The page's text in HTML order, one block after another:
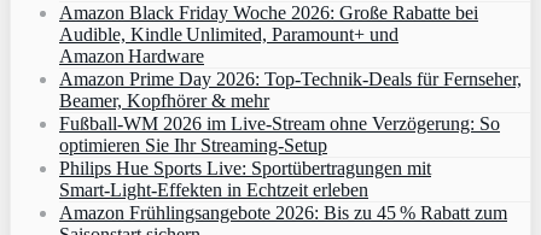
Amazon Black Friday Woche 2026: Große Rabatte bei
Audible, Kindle Unlimited, Paramount+ und
Amazon Hardware
Amazon Prime Day 2026: Top-Technik-Deals für Fernseher,
Beamer, Kopfhörer & mehr
Fußball-WM 2026 im Live-Stream ohne Verzögerung: So
optimieren Sie Ihr Streaming-Setup
Philips Hue Sports Live: Sportübertragungen mit
Smart‑Light‑Effekten in Echtzeit erleben
Amazon Frühlingsangebote 2026: Bis zu 45 % Rabatt zum